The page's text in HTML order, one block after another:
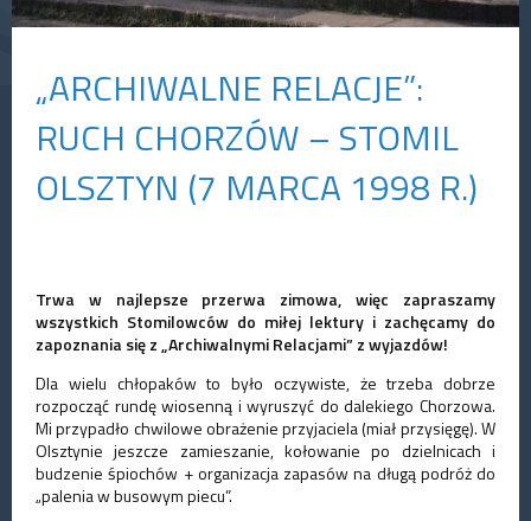
„ARCHIWALNE RELACJE”:
RUCH CHORZÓW – STOMIL
OLSZTYN (7 MARCA 1998 R.)
Trwa w najlepsze przerwa zimowa, więc zapraszamy
wszystkich Stomilowców do miłej lektury i zachęcamy do
zapoznania się z „Archiwalnymi Relacjami” z wyjazdów!
Dla wielu chłopaków to było oczywiste, że trzeba dobrze
rozpocząć rundę wiosenną i wyruszyć do dalekiego Chorzowa.
Mi przypadło chwilowe obrażenie przyjaciela (miał przysięgę). W
Olsztynie jeszcze zamieszanie, kołowanie po dzielnicach i
budzenie śpiochów + organizacja zapasów na długą podróż do
„palenia w busowym piecu”.